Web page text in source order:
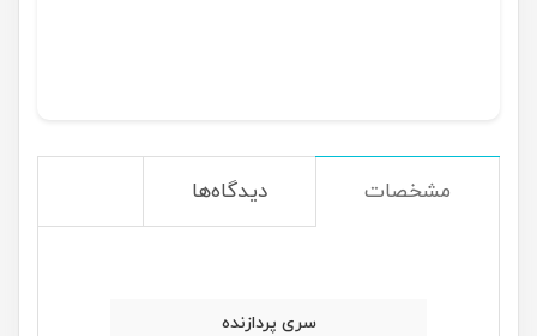
مشخصات دیدگاه‌ها
سری پردازنده